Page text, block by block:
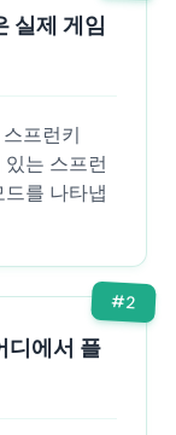
실제 게임
프런키
는 스프런
를 나타냅
#2
디에서 플